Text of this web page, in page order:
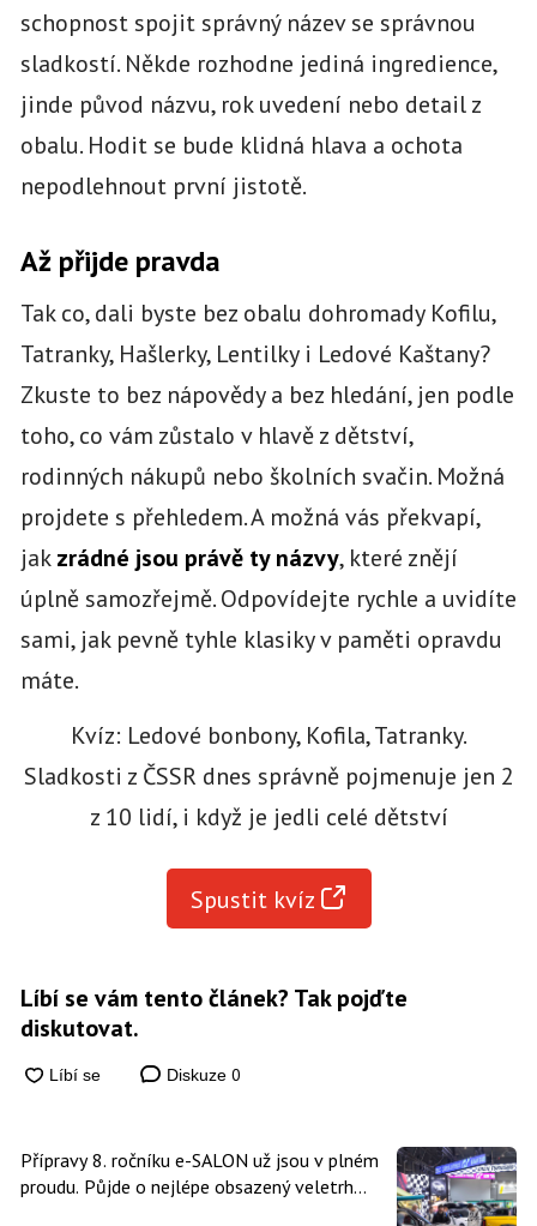
schopnost spojit správný název se správnou
sladkostí. Někde rozhodne jediná ingredience,
jinde původ názvu, rok uvedení nebo detail z
obalu. Hodit se bude klidná hlava a ochota
nepodlehnout první jistotě.
Až přijde pravda
Tak co, dali byste bez obalu dohromady Kofilu,
Tatranky, Hašlerky, Lentilky i Ledové Kaštany?
Zkuste to bez nápovědy a bez hledání, jen podle
toho, co vám zůstalo v hlavě z dětství,
rodinných nákupů nebo školních svačin. Možná
projdete s přehledem. A možná vás překvapí,
jakzrádné jsou právě ty názvy, které znějí
úplně samozřejmě. Odpovídejte rychle a uvidíte
sami, jak pevně tyhle klasiky v paměti opravdu
máte.
Kvíz: Ledové bonbony, Kofila, Tatranky.
Sladkosti z ČSSR dnes správně pojmenuje jen 2
z 10 lidí, i když je jedli celé dětství
Spustit kvíz
Líbí se vám tento článek? Tak pojďte
diskutovat.
Diskuze 0
Přípravy 8. ročníku e-SALON už jsou v plném
proudu. Půjde o nejlépe obsazený veletrh